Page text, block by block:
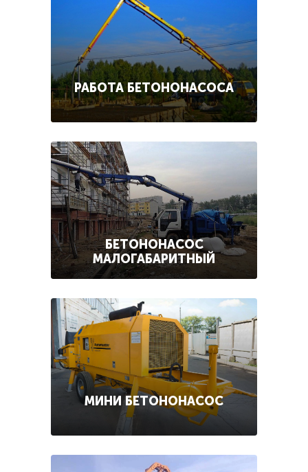
РАБОТА БЕТОНОНАСОСА
БЕТОНОНАСОС
МАЛОГАБАРИТНЫЙ
МИНИ БЕТОНОНАСОС